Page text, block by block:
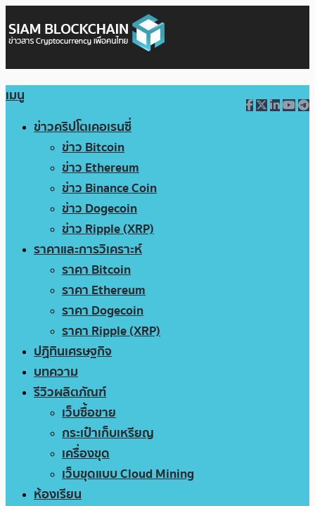
เมนู
ข่าวคริปโตเคอเรนซี่
ข่าว Bitcoin
ข่าว Ethereum
ข่าว Binance Coin
ข่าว Dogecoin
ข่าว Ripple (XRP)
ราคาและการวิเคราะห์
ราคา Bitcoin
ราคา Ethereum
ราคา Dogecoin
ราคา Ripple (XRP)
ปฏิทินเศรษฐกิจ
บทความ
รีวิวผลิตภัณฑ์
เว็บซื้อขาย
กระเป๋าเก็บเหรียญ
เครื่องขุด
เว็บขุดแบบ Cloud Mining
ห้องเรียน